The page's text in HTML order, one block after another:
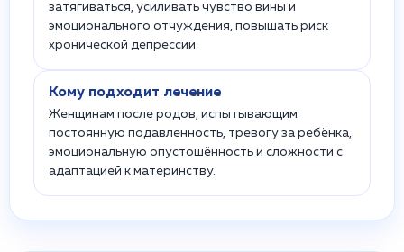
затягиваться, усиливать чувство вины и
эмоционального отчуждения, повышать риск
хронической депрессии.
Кому подходит лечение
Женщинам после родов, испытывающим
постоянную подавленность, тревогу за ребёнка,
эмоциональную опустошённость и сложности с
адаптацией к материнству.